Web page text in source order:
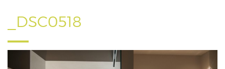
_DSC0518